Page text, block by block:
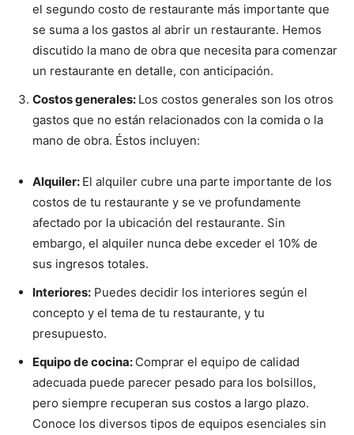
el segundo costo de restaurante más importante que
se suma a los gastos al abrir un restaurante. Hemos
discutido la mano de obra que necesita para comenzar
un restaurante en detalle, con anticipación.
Costos generales: Los costos generales son los otros
gastos que no están relacionados con la comida o la
mano de obra. Éstos incluyen:
Alquiler: El alquiler cubre una parte importante de los
costos de tu restaurante y se ve profundamente
afectado por la ubicación del restaurante. Sin
embargo, el alquiler nunca debe exceder el 10% de
sus ingresos totales.
Interiores: Puedes decidir los interiores según el
concepto y el tema de tu restaurante, y tu
presupuesto.
Equipo de cocina: Comprar el equipo de calidad
adecuada puede parecer pesado para los bolsillos,
pero siempre recuperan sus costos a largo plazo.
Conoce los diversos tipos de equipos esenciales sin